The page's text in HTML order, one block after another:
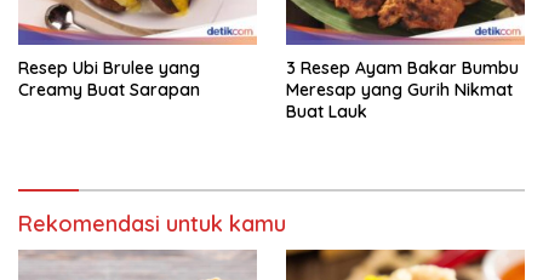
Resep Ubi Brulee yang
Creamy Buat Sarapan
3 Resep Ayam Bakar Bumbu
Meresap yang Gurih Nikmat
Buat Lauk
Rekomendasi untuk kamu